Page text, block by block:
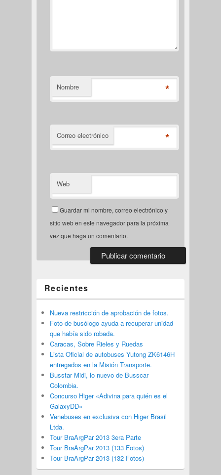
Nombre *
Correo electrónico *
Web
Guardar mi nombre, correo electrónico y
sitio web en este navegador para la próxima
vez que haga un comentario.
Recientes
Nueva restricción de aprobación de fotos.
Foto de busólogo ayuda a recuperar unidad
que había sido robada.
Caracas, Sobre Rieles y Ruedas
Lista Oficial de autobuses Yutong ZK6146H
entregados en la Misión Transporte.
Busstar Midi, lo nuevo de Busscar
Colombia.
Concurso Higer «Adivina para quién es el
GalaxyDD»
Venebuses en exclusiva con Higer Brasil
Ltda.
Tour BraArgPar 2013 3era Parte
Tour BraArgPar 2013 (133 Fotos)
Tour BraArgPar 2013 (132 Fotos)